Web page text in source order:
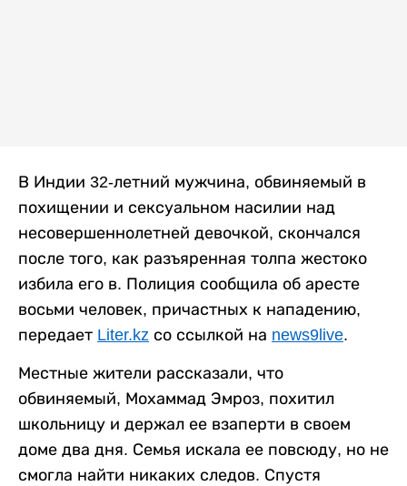
В Индии 32-летний мужчина, обвиняемый в
похищении и сексуальном насилии над
несовершеннолетней девочкой, скончался
после того, как разъяренная толпа жестоко
избила его в. Полиция сообщила об аресте
восьми человек, причастных к нападению,
передает Liter.kz со ссылкой на news9live.
Местные жители рассказали, что
обвиняемый, Мохаммад Эмроз, похитил
школьницу и держал ее взаперти в своем
доме два дня. Семья искала ее повсюду, но не
смогла найти никаких следов. Спустя